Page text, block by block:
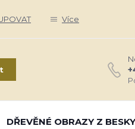
Více
DŘEVĚNÉ OBRAZY Z